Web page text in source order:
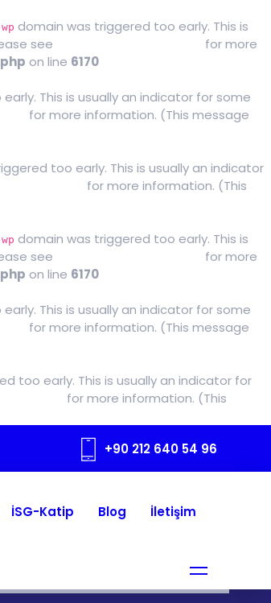
domain was triggered too early. This is
see
for more
on line 6170
This is usually an indicator for some
for more information. (This message
too early. This is usually an indicator
for more information. (This
domain was triggered too early. This is
see
for more
on line 6170
This is usually an indicator for some
for more information. (This message
too early. This is usually an indicator for
for more information. (This
+90 212 640 54 96
İSG-Katip Blog İletişim